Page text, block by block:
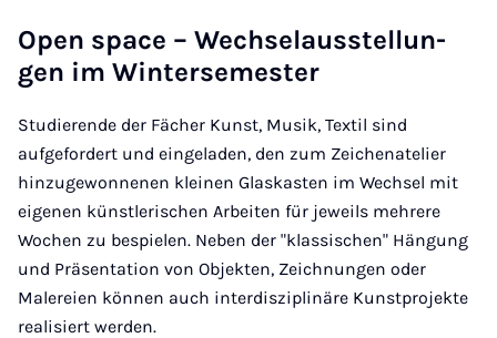
Open space – Wech­selausstel­lun­
gen im Win­ter­se­mes­ter
Studierende der Fächer Kunst, Musik, Textil sind
aufgefordert und eingeladen, den zum Zeichenatelier
hinzugewonnenen kleinen Glaskasten im Wechsel mit
eigenen künstlerischen Arbeiten für jeweils mehrere
Wochen zu bespielen. Neben der "klassischen" Hängung
und Präsentation von Objekten, Zeichnungen oder
Malereien können auch interdisziplinäre Kunstprojekte
realisiert werden.